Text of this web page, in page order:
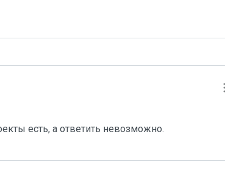
есть, а ответить невозможно.